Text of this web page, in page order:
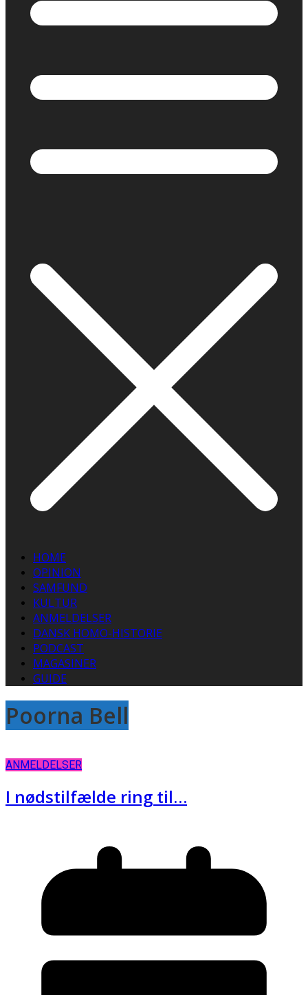
HOME
OPINION
SAMFUND
KULTUR
ANMELDELSER
DANSK HOMO-HISTORIE
PODCAST
MAGASINER
GUIDE
Poorna Bell
ANMELDELSER
I nødstilfælde ring til…